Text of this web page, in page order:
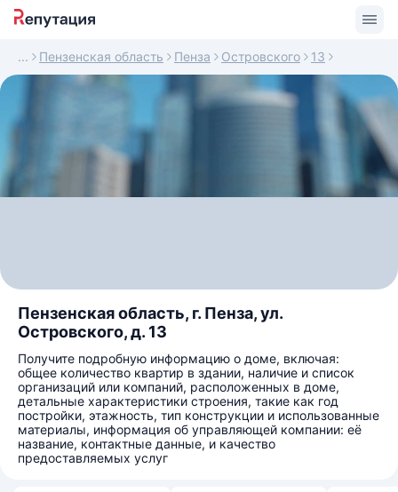
Пензенская область Пенза Островского 13
Пензенская область, г. Пенза, ул.
Островского, д. 13
Получите подробную информацию о доме, включая:
общее количество квартир в здании, наличие и список
организаций или компаний, расположенных в доме,
детальные характеристики строения, такие как год
постройки, этажность, тип конструкции и использованные
материалы, информация об управляющей компании: её
название, контактные данные, и качество
предоставляемых услуг